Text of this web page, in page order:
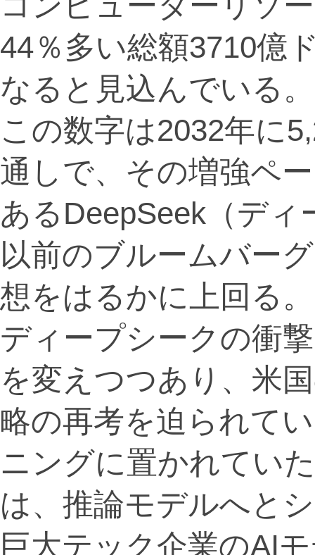
44％多い総額3710億
なると見込んでいる。
この数字は2032年に
通しで、その増強ペ
あるDeepSeek（デ
以前のブルームバー
想をはるかに上回る。
ディープシークの衝
を変えつつあり、米
略の再考を迫られて
ニングに置かれてい
は、推論モデルへと
巨大テック企業のAI